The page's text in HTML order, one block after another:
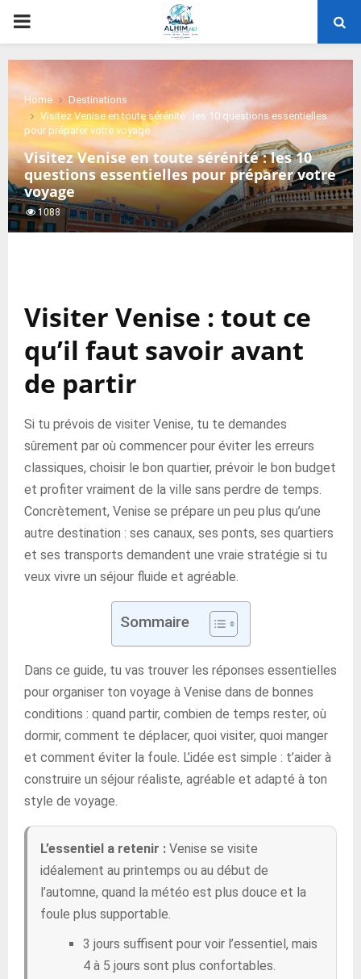
PRIMARY
MENU
Home
Destinations
Visitez Venise en toute sérénité : les 10 questions essentielles
pour préparer votre voyage
Visitez Venise en toute sérénité : les 10
questions essentielles pour préparer votre
voyage
1088
Visiter Venise : tout ce
qu’il faut savoir avant
de partir
Si tu prévois de visiter Venise, tu te demandes
sûrement par où commencer pour éviter les erreurs
classiques, choisir le bon quartier, prévoir le bon budget
et profiter vraiment de la ville sans perdre de temps.
Concrètement, Venise se prépare un peu plus qu’une
autre destination : ses canaux, ses ponts, ses quartiers
et ses transports demandent une vraie stratégie si tu
veux vivre un séjour fluide et agréable.
Sommaire
Dans ce guide, tu vas trouver les réponses essentielles
pour organiser ton voyage à Venise dans de bonnes
conditions : quand partir, combien de temps rester, où
dormir, comment te déplacer, quoi visiter, quoi manger
et comment éviter la foule. L’idée est simple : t’aider à
construire un séjour réaliste, agréable et adapté à ton
style de voyage.
L’essentiel a retenir : Venise se visite
idéalement au printemps ou au début de
l’automne, quand la météo est plus douce et la
foule plus supportable.
3 jours suffisent pour voir l’essentiel, mais
4 à 5 jours sont plus confortables.